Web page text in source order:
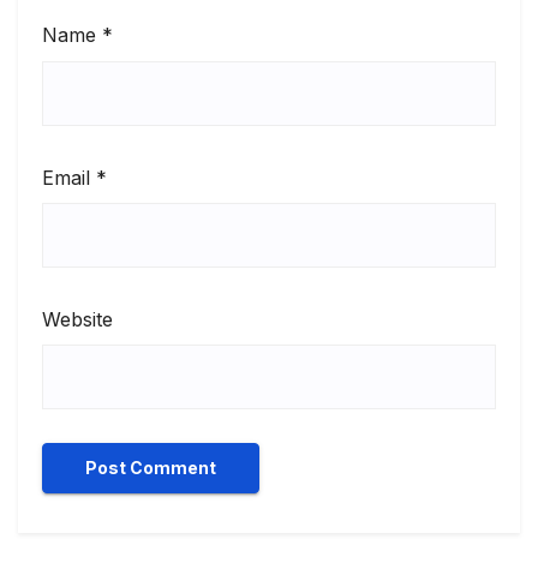
Name *
Email *
Website